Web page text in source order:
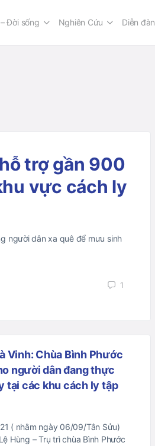
Đời sống Nghiên Cứu Diễn đàn
trợ gần 900
vực cách ly
người dân xa quê để mưu sinh
1
Vinh: Chùa Bình Phước
người dân đang thực
tại các khu cách ly tập
( nhằm ngày 06/09/Tân Sửu)
Hùng – Trụ trì chùa Bình Phước